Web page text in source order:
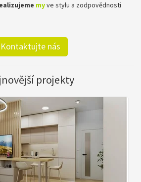
myve stylu a zodpovědnosti
Kontaktujte nás
projekty